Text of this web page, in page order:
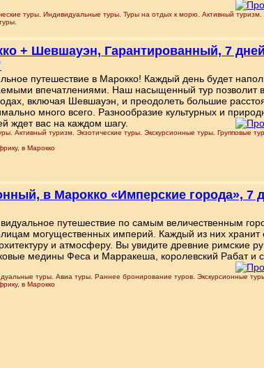
туры. Индивидуальные туры. Туры на отдых к морю. Активный туризм.
+ Шевшауэн, Гарантированный, 7
путешествие в Марокко! Каждый день будет
впечатлениями. Наш насыщенный тур позволит
включая Шевшауэн, и преодолеть большие
много всего. Разнообразие культурных и
ждет вас на каждом шагу.
Активный туризм. Экзотические туры. Экскурсионные туры. Групповые
в Марокко
в Марокко «Имперские города», 7
путешествие по самым величественным
могущественных империй. Каждый из них хранит
и атмосферу. Вы увидите древние римские
медины Феса и Марракеша, королевский Рабат и
туры. Авиа туры. Раннее бронирование туров. Экскурсионные
в Марокко